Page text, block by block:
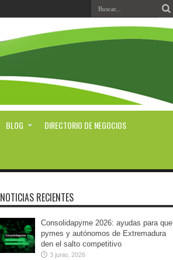
BLOG DIRECTORIO DE NEGOCIOS
NOTICIAS RECIENTES
Consolidapyme 2026: ayudas para que
pymes y autónomos de Extremadura
den el salto competitivo
3 junio, 2026